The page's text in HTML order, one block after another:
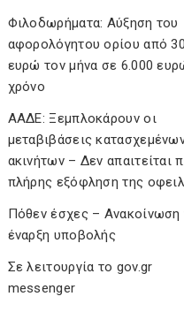
Φιλοδωρήματα: Αύξηση του
αφορολόγητου ορίου από
ευρώ τον μήνα σε 6.000
χρόνο
ΑΑΔΕ: Ξεμπλοκάρουν οι
μεταβιβάσεις
ακινήτων – Δεν απαιτείται
πλήρης εξόφληση της
Πόθεν έσχες – Ανακοίνωση
έναρξη υποβολής
Σε λειτουργία το gov.gr
messenger